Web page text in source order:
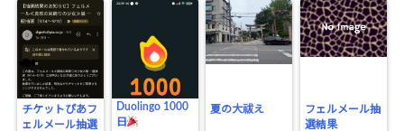
チケットぴあフ
ェルメール抽選
Duolingo 1000
日
夏の大祓え
フェルメール抽
選結果